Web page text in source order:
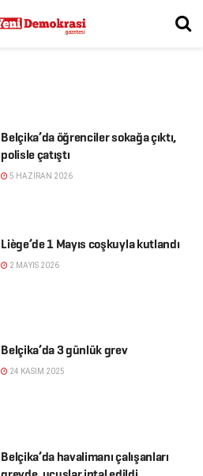
Belçika’da öğrenciler sokağa çıktı,
polisle çatıştı
5 HAZIRAN 2026
Liège’de 1 Mayıs coşkuyla kutlandı
2 MAYIS 2026
Belçika’da 3 günlük grev
24 KASIM 2025
Belçika’da havalimanı çalışanları